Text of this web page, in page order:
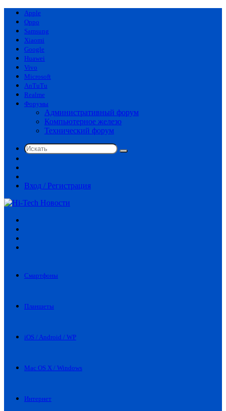
Apple
Oppo
Samsung
Xiaomi
Google
Huawei
Vivo
Microsoft
AnTuTu
Realme
Форумы
Административный форум
Компьютерное железо
Технический форум
Искать
статья
Вход / Регистрация
Смартфоны
Планшеты
iOS / Android / WP
Mac OS X / Windows
Интернет